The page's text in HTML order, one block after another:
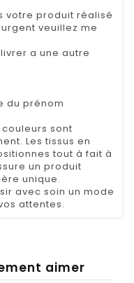
votre produit réalisé
veuillez me
a une autre
du prénom
sont
Les tissus en
tout à fait à
un produit
unique.
avec soin un mode
attentes.
aimer